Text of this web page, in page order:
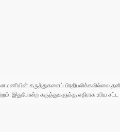
கருத்துகளைப்
கருத்துகளுக்கு எதிராக உரிய சட்ட